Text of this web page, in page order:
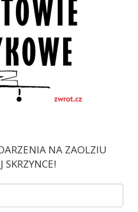
NA ZAOLZIU
SKRZYNCE!